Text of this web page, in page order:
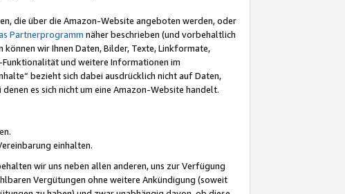
die über die Amazon-Website angeboten werden, oder
Partnerprogramm näher beschrieben (und vorbehaltlich
wir Ihnen Daten, Bilder, Texte, Linkformate,
und weitere Informationen im
bezieht sich dabei ausdrücklich nicht auf Daten,
es sich nicht um eine Amazon-Website handelt.
einhalten.
wir uns neben allen anderen, uns zur Verfügung
Vergütungen ohne weitere Ankündigung (soweit